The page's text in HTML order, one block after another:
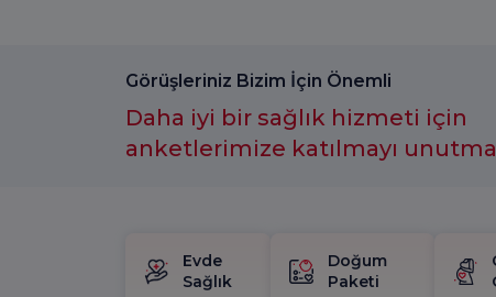
Evde
Sağlık
Doğum
Paketi
Görüşleriniz Bizim İçin Önemli
Daha iyi bir sağlık hizmeti için
anketlerimize katılmayı